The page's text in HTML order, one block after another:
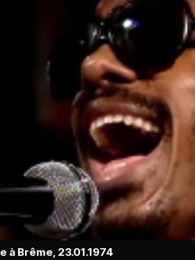
à Brême, 23.01.1974